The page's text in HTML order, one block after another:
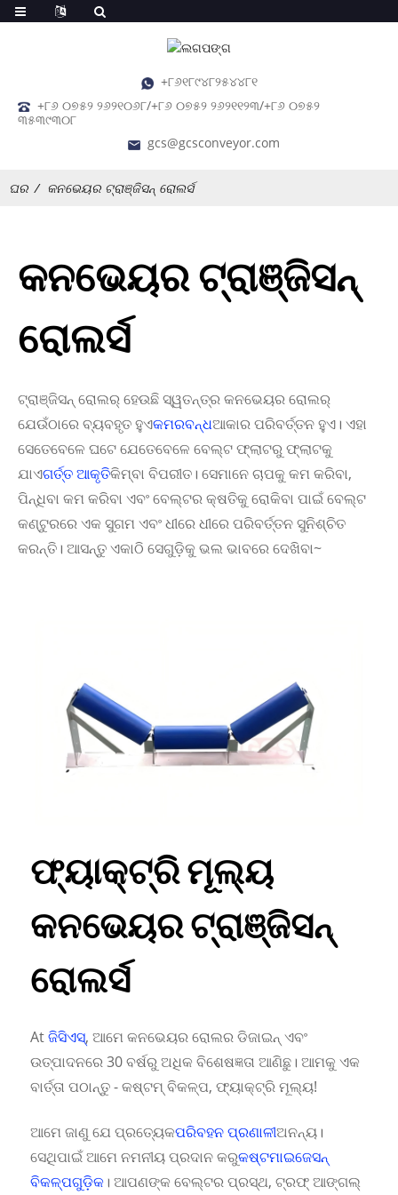
+୮୬୧୮୯୪୮୨୫୪୪୮୧
+୮୬ ୦୭୫୨ ୨୬୨୧୦୬୮/+୮୬ ୦୭୫୨ ୨୬୨୧୧୨୩/+୮୬ ୦୭୫୨
୩୫୩୯୩୦୮
gcs@gcsconveyor.com
ଘର କନଭେୟର ଟ୍ରାଞ୍ଜିସନ୍ ରୋଲର୍ସ
କନଭେୟର ଟ୍ରାଞ୍ଜିସନ୍
ରୋଲର୍ସ
ଟ୍ରାଞ୍ଜିସନ୍ ରୋଲର୍ ହେଉଛି ସ୍ୱତନ୍ତ୍ର କନଭେୟର ରୋଲର୍
ଯେଉଁଠାରେ ବ୍ୟବହୃତ ହୁଏକମରବନ୍ଧଆକାର ପରିବର୍ତ୍ତନ ହୁଏ। ଏହା
ସେତେବେଳେ ଘଟେ ଯେତେବେଳେ ବେଲ୍ଟ ଫ୍ଲାଟରୁ ଫ୍ଲାଟକୁ
ଯାଏଗର୍ତ୍ତ ଆକୃତିକିମ୍ବା ବିପରୀତ। ସେମାନେ ଚାପକୁ କମ କରିବା,
ପିନ୍ଧିବା କମ କରିବା ଏବଂ ବେଲ୍ଟର କ୍ଷତିକୁ ରୋକିବା ପାଇଁ ବେଲ୍ଟ
କଣ୍ଟୁରରେ ଏକ ସୁଗମ ଏବଂ ଧୀରେ ଧୀରେ ପରିବର୍ତ୍ତନ ସୁନିଶ୍ଚିତ
କରନ୍ତି। ଆସନ୍ତୁ ଏକାଠି ସେଗୁଡ଼ିକୁ ଭଲ ଭାବରେ ଦେଖିବା~
ଫ୍ୟାକ୍ଟ୍ରି ମୂଲ୍ୟ
କନଭେୟର ଟ୍ରାଞ୍ଜିସନ୍
ରୋଲର୍ସ
Atଜିସିଏସ୍, ଆମେ କନଭେୟର ରୋଲର ଡିଜାଇନ୍ ଏବଂ
ଉତ୍ପାଦନରେ 30 ବର୍ଷରୁ ଅଧିକ ବିଶେଷଜ୍ଞତା ଆଣିଛୁ। ଆମକୁ ଏକ
ବାର୍ତ୍ତା ପଠାନ୍ତୁ - କଷ୍ଟମ୍ ବିକଳ୍ପ, ଫ୍ୟାକ୍ଟ୍ରି ମୂଲ୍ୟ!
ଆମେ ଜାଣୁ ଯେ ପ୍ରତ୍ୟେକପରିବହନ ପ୍ରଣାଳୀଅନନ୍ୟ।
ସେଥିପାଇଁ ଆମେ ନମନୀୟ ପ୍ରଦାନ କରୁକଷ୍ଟମାଇଜେସନ୍
ବିକଳ୍ପଗୁଡ଼ିକ। ଆପଣଙ୍କ ବେଲ୍ଟର ପ୍ରସ୍ଥ, ଟ୍ରଫ୍ ଆଙ୍ଗଲ୍